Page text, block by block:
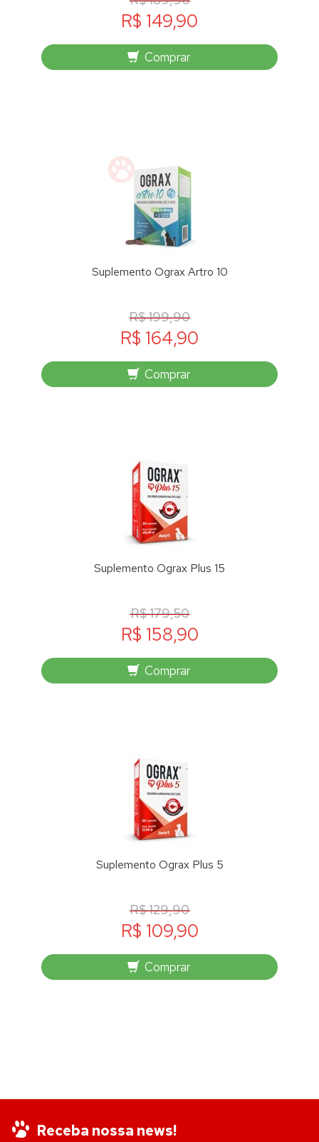
R$ 149,90
Comprar
Suplemento Ograx Artro 10
R$ 199,90
R$ 164,90
Comprar
Suplemento Ograx Plus 15
R$ 179,50
R$ 158,90
Comprar
Suplemento Ograx Plus 5
R$ 129,90
R$ 109,90
Comprar
Receba nossa news!